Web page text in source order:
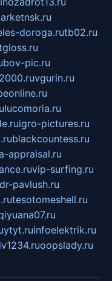
doroga.rutb02.ru
pic.ru
vgurin.ru
lucomoria.ru
igro-pictures.ru
blackcountess.ru
appraisal.ru
vip-surfing.ru
dr-pavlush.ru
tesotomeshell.ru
ytyt.ruinfoelektrik.ru
oopslady.ru